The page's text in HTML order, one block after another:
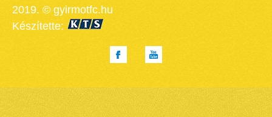
2019. © gyirmotfc.hu
Készítette: